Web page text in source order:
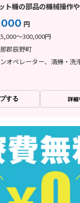
ト機の部品の機械操作
円
～300,000円
郡辰野町
オペレーター、清掃・洗
する 詳細